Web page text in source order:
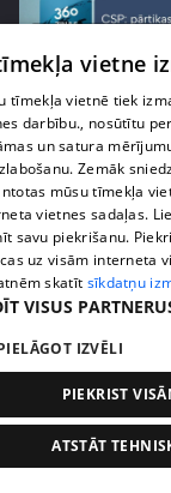
Pārtiku pērkam
tiešām
408. epizode
pirms 1 nedēļas, 1
vietne
tīmekļa vietnē tiek
darbību., nosūtītu
un satura
Zemāk
mūsu tīmekļa
vietnes sadaļas.
savu piekrišanu.
uz visām interneta
skatīt sīkdatņu
VISUS
IZVĒLI
PIEKRIST
ATSTĀT